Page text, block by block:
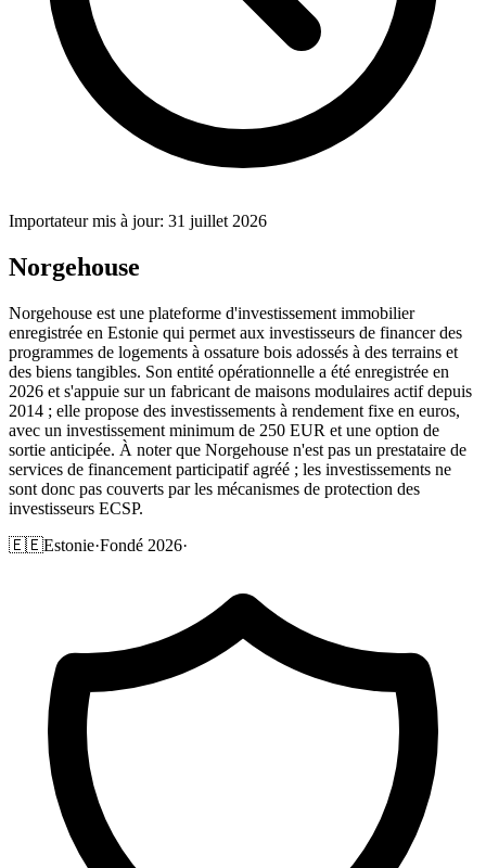
Importateur mis à jour: 31 juillet 2026
Norgehouse
Norgehouse est une plateforme d'investissement immobilier
enregistrée en Estonie qui permet aux investisseurs de financer des
programmes de logements à ossature bois adossés à des terrains et
des biens tangibles. Son entité opérationnelle a été enregistrée en
2026 et s'appuie sur un fabricant de maisons modulaires actif depuis
2014 ; elle propose des investissements à rendement fixe en euros,
avec un investissement minimum de 250 EUR et une option de
sortie anticipée. À noter que Norgehouse n'est pas un prestataire de
services de financement participatif agréé ; les investissements ne
sont donc pas couverts par les mécanismes de protection des
investisseurs ECSP.
🇪🇪Estonie·Fondé 2026·